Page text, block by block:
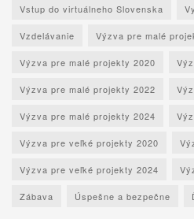
Vstup do virtuálneho Slovenska
Vzdelávanie Výzva pre malé
Výzva pre malé projekty 2020
Výzva pre malé projekty 2022
Výzva pre malé projekty 2024
Výzva pre veľké projekty 2020
Výzva pre veľké projekty 2024
Zábava Úspešne a bezpečne